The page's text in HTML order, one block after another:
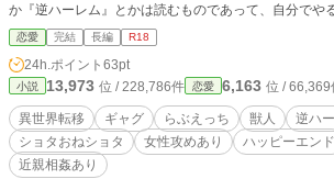
か『逆ハーレム』とかは読むものであって、自分でや
から、まっぴらごめんと回避して、チートスマホを片
で通るつもりだったんですよ。ホントホント。 主人公大好き精霊さん（セコ
ム兼パトロン）とか、主人公に妄想こじらせて信仰し
者）とか、帰っちゃイヤイヤご主人大好き魔獣（ペッ
くれますが……とりあえず、目立たず騒がれずいつの
る…みたいな感じで切り抜けたかったのですけどね……？
主義に理解があり、設定のユルさは笑って許し、見た
方推奨ｗ チートスマホの設定などは、多くのテンプレ
恋愛 完結 長編 R18
24h.ポイント 63pt
小説 13,973 位 / 228,786件 恋愛 6,163 位 / 66,369
異世界転移 ギャグ らぶえっち 獣人
逆ハ
ショタおねショタ
女性攻めあり ハッピーエンド
近親相姦あり